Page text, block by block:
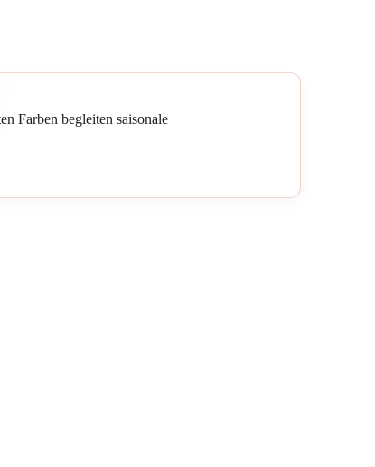
Farben begleiten saisonale